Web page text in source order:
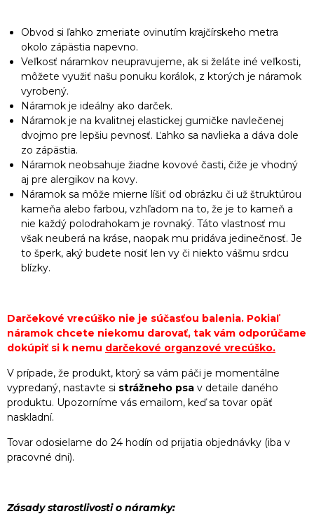
Obvod si ľahko zmeriate ovinutím krajčírskeho metra
okolo zápästia napevno.
Veľkosť náramkov neupravujeme, ak si želáte iné veľkosti,
môžete využiť našu ponuku korálok, z ktorých je náramok
vyrobený.
Náramok je ideálny ako darček.
Náramok je na kvalitnej elastickej gumičke navlečenej
dvojmo pre lepšiu pevnosť. Ľahko sa navlieka a dáva dole
zo zápästia.
Náramok neobsahuje žiadne kovové časti, čiže je vhodný
aj pre alergikov na kovy.
Náramok sa môže mierne líšiť od obrázku či už štruktúrou
kameňa alebo farbou, vzhľadom na to, že je to kameň a
nie každý polodrahokam je rovnaký. Táto vlastnosť mu
však neuberá na kráse, naopak mu pridáva jedinečnosť. Je
to šperk, aký budete nosiť len vy či niekto vášmu srdcu
blízky.
Darčekové vrecúško nie je súčasťou balenia. Pokiaľ
náramok chcete niekomu darovať, tak vám odporúčame
dokúpiť si k nemu darčekové organzové vrecúško.
V prípade, že produkt, ktorý sa vám páči je momentálne
vypredaný, nastavte si strážneho psa v detaile daného
produktu. Upozorníme vás emailom, keď sa tovar opäť
naskladní.
Tovar odosielame do 24 hodín od prijatia objednávky (iba v
pracovné dni).
Zásady starostlivosti o náramky: